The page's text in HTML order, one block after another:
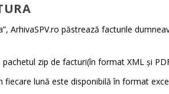
ArhivaSPV.ro păstrează facturile
zip de facturi(în format XML și
fiecare lună este disponibilă în format